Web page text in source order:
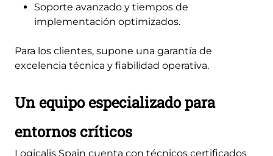
Soporte avanzado y tiempos de
implementación optimizados.
Para los clientes, supone una garantía de
excelencia técnica y fiabilidad operativa.
Un equipo especializado para
entornos críticos
Logicalis Spain cuenta con técnicos certificados